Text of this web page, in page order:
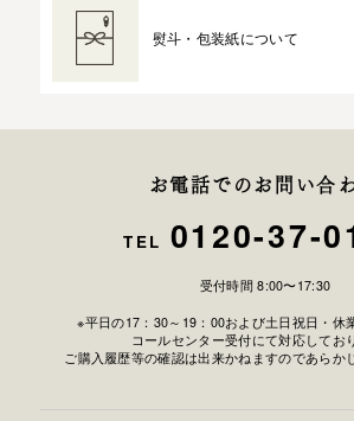
熨斗・包装紙について
お電話でのお問い合
TEL 0120-37-
受付時間 8:00〜17:30
※平日の17：30～19：00および土日祝日・休
コールセンター受付にて対応してお
ご購入履歴等の確認は出来かねますのであらか